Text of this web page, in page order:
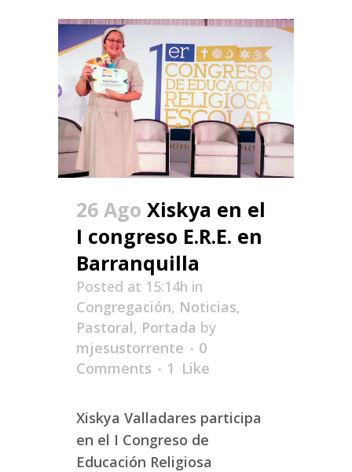
26 Ago Xiskya en el
I congreso E.R.E. en
Barranquilla
Posted at 15:14h in
Congregación, Noticias,
Pastoral, Portada by
mjesustorrente
0
Comments
1 Like
Xiskya Valladares participa
en el I Congreso de
Educación Religiosa